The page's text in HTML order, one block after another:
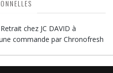
Retrait chez JC DAVID à
commande par Chronofresh